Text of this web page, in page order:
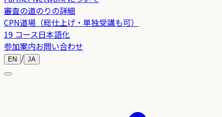
審査の道のりの詳細
CPN道場（総仕上げ・単独受講も可）
19 コース日本語化
参加案内お問い合わせ
EN / JA